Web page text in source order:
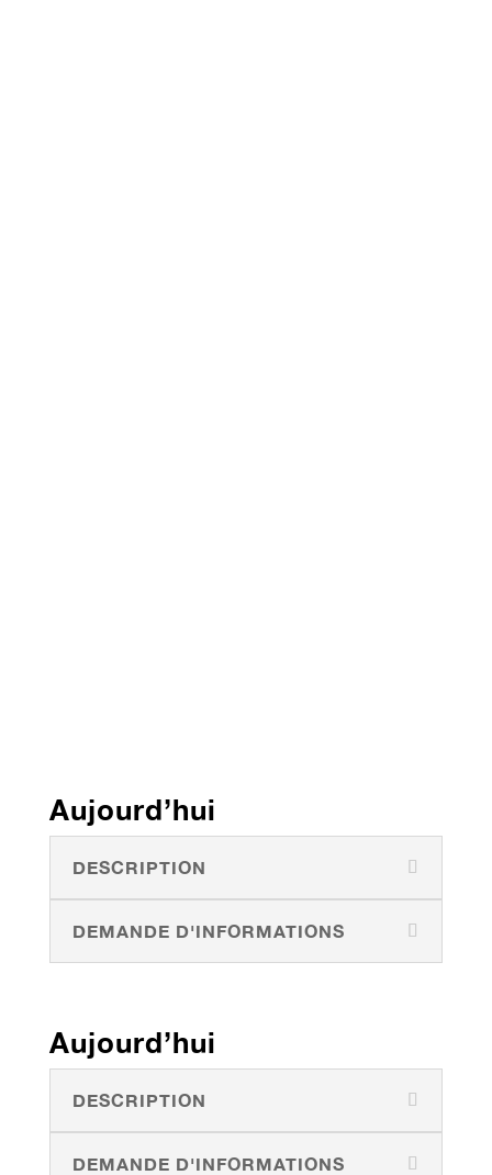
Aujourd’hui
DESCRIPTION
DEMANDE D'INFORMATIONS
Aujourd’hui
DESCRIPTION
DEMANDE D'INFORMATIONS